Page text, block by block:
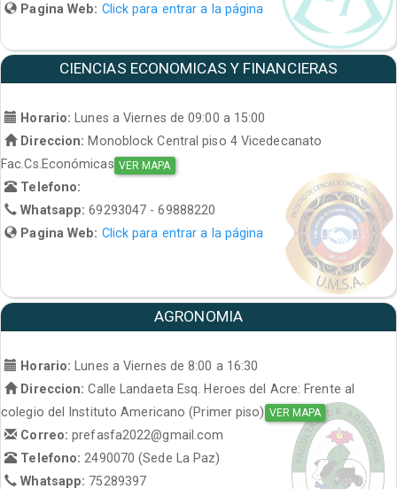
Pagina Web: Click para entrar a la página
CIENCIAS ECONOMICAS Y FINANCIERAS
Horario: Lunes a Viernes de 09:00 a 15:00
Direccion: Monoblock Central piso 4 Vicedecanato
Fac.Cs.Económicas VER MAPA
Telefono:
Whatsapp:69293047 - 69888220
Pagina Web: Click para entrar a la página
AGRONOMIA
Horario:
Lunes a Viernes de 8:00 a 16:30
Direccion: Calle Landaeta Esq. Heroes del Acre: Frente al
colegio del Instituto Americano (Primer piso) VER MAPA
Correo:prefasfa2022@gmail.com
Telefono: 2490070 (Sede La Paz)
Whatsapp: 75289397